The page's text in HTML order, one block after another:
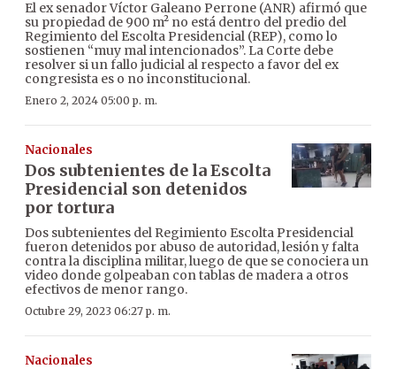
El ex senador Víctor Galeano Perrone (ANR) afirmó que
su propiedad de 900 m² no está dentro del predio del
Regimiento del Escolta Presidencial (REP), como lo
sostienen “muy mal intencionados”. La Corte debe
resolver si un fallo judicial al respecto a favor del ex
congresista es o no inconstitucional.
Enero 2, 2024 05:00 p. m.
Nacionales
Dos subtenientes de la Escolta
Presidencial son detenidos
por tortura
Dos subtenientes del Regimiento Escolta Presidencial
fueron detenidos por abuso de autoridad, lesión y falta
contra la disciplina militar, luego de que se conociera un
video donde golpeaban con tablas de madera a otros
efectivos de menor rango.
Octubre 29, 2023 06:27 p. m.
Nacionales